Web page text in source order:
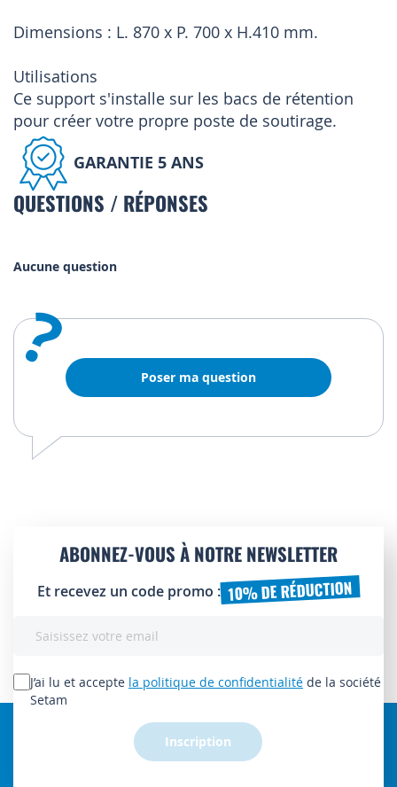
Dimensions : L. 870 x P. 700 x H.410 mm.
Utilisations
Ce support s'installe sur les bacs de rétention
pour créer votre propre poste de soutirage.
GARANTIE 5 ANS
QUESTIONS / RÉPONSES
Aucune question
? Poser ma question
ABONNEZ-VOUS À NOTRE NEWSLETTER
Et recevez un code promo : 10% DE RÉDUCTION
lettre
d’information
J’ai lu et accepte la politique de confidentialité de la société
Setam
Inscription